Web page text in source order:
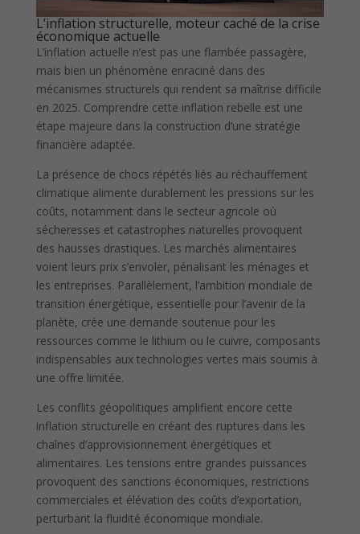
L’inflation structurelle, moteur caché de la crise
économique actuelle
L’inflation actuelle n’est pas une flambée passagère,
mais bien un phénomène enraciné dans des
mécanismes structurels qui rendent sa maîtrise difficile
en 2025. Comprendre cette inflation rebelle est une
étape majeure dans la construction d’une stratégie
financière adaptée.
La présence de chocs répétés liés au réchauffement
climatique alimente durablement les pressions sur les
coûts, notamment dans le secteur agricole où
sécheresses et catastrophes naturelles provoquent
des hausses drastiques. Les marchés alimentaires
voient leurs prix s’envoler, pénalisant les ménages et
les entreprises. Parallèlement, l’ambition mondiale de
transition énergétique, essentielle pour l’avenir de la
planète, crée une demande soutenue pour les
ressources comme le lithium ou le cuivre, composants
indispensables aux technologies vertes mais soumis à
une offre limitée.
Les conflits géopolitiques amplifient encore cette
inflation structurelle en créant des ruptures dans les
chaînes d’approvisionnement énergétiques et
alimentaires. Les tensions entre grandes puissances
provoquent des sanctions économiques, restrictions
commerciales et élévation des coûts d’exportation,
perturbant la fluidité économique mondiale.